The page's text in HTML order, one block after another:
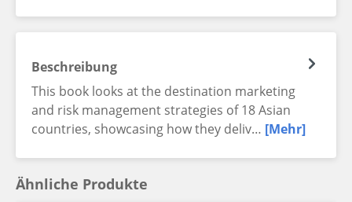
Beschreibung
This book looks at the destination marketing
and risk management strategies of 18 Asian
countries, showcasing how they deliv… [Mehr]
Ähnliche Produkte